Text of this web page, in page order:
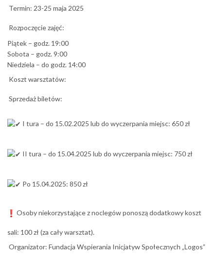
Termin: 23-25 maja 2025
Rozpoczęcie zajęć:
Piątek – godz. 19:00
Sobota – godz. 9:00
Niedziela – do godz. 14:00
Koszt warsztatów:
Sprzedaż biletów:
I tura – do 15.02.2025 lub do wyczerpania miejsc: 650 zł
II tura – do 15.04.2025 lub do wyczerpania miejsc: 750 zł
Po 15.04.2025: 850 zł
Osoby niekorzystające z noclegów ponoszą dodatkowy koszt
sali: 100 zł (za cały warsztat).
Organizator: Fundacja Wspierania Inicjatyw Społecznych „Logos”